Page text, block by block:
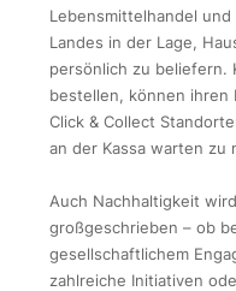
Lebensmittelhandel
Landes in der Lage,
persönlich zu beliefern.
bestellen, können ihren
Click & Collect
an der Kassa warten zu
Auch Nachhaltigkeit
großgeschrieben – ob
gesellschaftlichem
zahlreiche Initiativen